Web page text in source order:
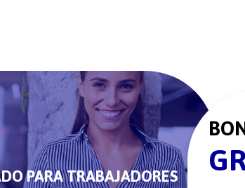
PARA TRABAJADORES